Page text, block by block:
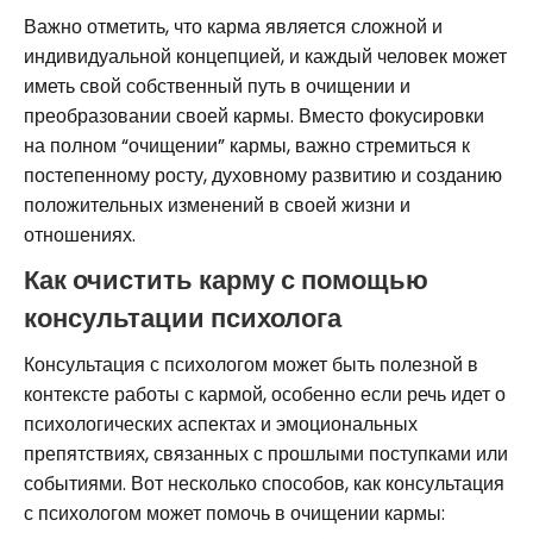
Важно отметить, что карма является сложной и
индивидуальной концепцией, и каждый человек может
иметь свой собственный путь в очищении и
преобразовании своей кармы. Вместо фокусировки
на полном “очищении” кармы, важно стремиться к
постепенному росту, духовному развитию и созданию
положительных изменений в своей жизни и
отношениях.
Как очистить карму с помощью
консультации психолога
Консультация с психологом может быть полезной в
контексте работы с кармой, особенно если речь идет о
психологических аспектах и эмоциональных
препятствиях, связанных с прошлыми поступками или
событиями. Вот несколько способов, как консультация
с психологом может помочь в очищении кармы: